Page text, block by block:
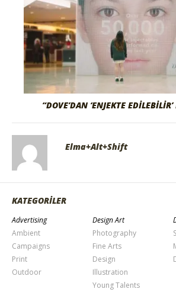
“DOVE’DAN ‘ENJEKTE
Elma+Alt+Shift
KATEGORİLER
Advertising
Ambient
Campaigns
Print
Outdoor
Design Art
Photography
Fine Arts
Design
Illustration
Young Talents